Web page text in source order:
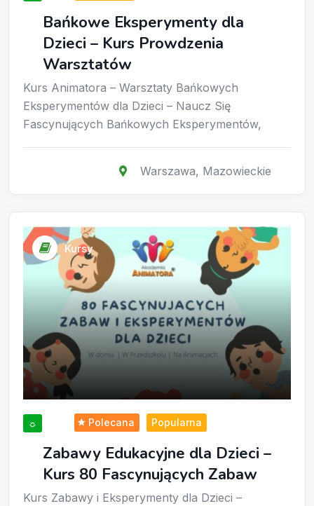
Bańkowe Eksperymenty dla
Dzieci – Kurs Prowdzenia
Warsztatów
Kurs Animatora – Warsztaty Bańkowych
Eksperymentów dla Dzieci – Naucz Się
Fascynujących Bańkowych Eksperymentów,
Warszawa, Mazowieckie
Kursy
☼
Zabawy Edukacyjne dla Dzieci –
Kurs 80 Fascynujących Zabaw
Polecana Popularna
Kurs Zabawy i Eksperymenty dla Dzieci –